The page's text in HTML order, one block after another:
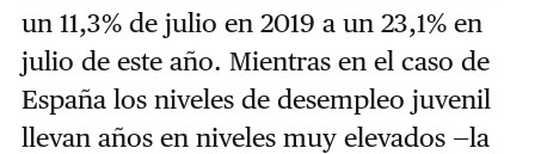
un 11,3% de julio en 2019 a un 23,1% en
julio de este año. Mientras en el caso de
España los niveles de desempleo juvenil
llevan años en niveles muy elevados —la